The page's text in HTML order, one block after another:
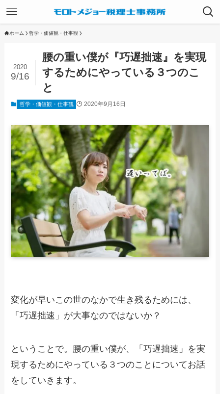
ホーム 哲学・価値観・仕事観
腰の重い僕が『巧遅拙速』を実現
するためにやっている３つのこ
と
2020
9/16
哲学・価値観・仕事観 2020年9月16日
変化が早いこの世のなかで生き残るためには、
「巧遅拙速」が大事なのではないか？
ということで。腰の重い僕が、「巧遅拙速」を実
現するためにやっている３つのことについてお話
をしていきます。